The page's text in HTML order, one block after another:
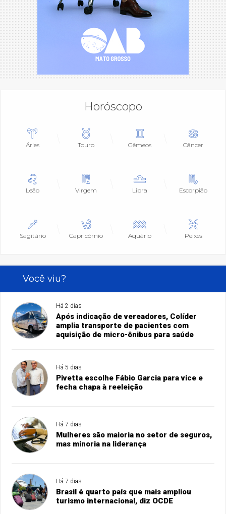
Horóscopo
Áries Touro Gêmeos Câncer
Leão Virgem Libra Escorpião
Sagitário Capricórnio Aquário Peixes
Você viu?
Há 2 dias
Após indicação de vereadores, Colíder
amplia transporte de pacientes com
aquisição de micro-ônibus para saúde
Há 5 dias
Pivetta escolhe Fábio Garcia para vice e
fecha chapa à reeleição
Há 7 dias
Mulheres são maioria no setor de seguros,
mas minoria na liderança
Há 7 dias
Brasil é quarto país que mais ampliou
turismo internacional, diz OCDE